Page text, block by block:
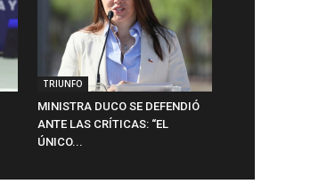
TRIUNFO
MINISTRA DUCO SE DEFENDIÓ
ANTE LAS CRÍTICAS: “EL
ÚNICO...